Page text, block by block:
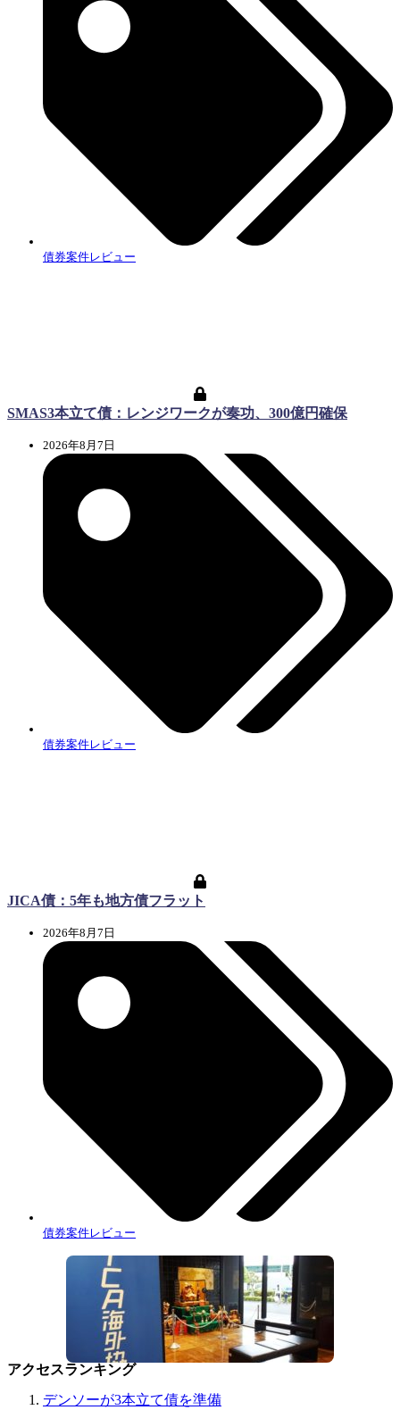
債券案件レビュー
SMAS3本立て債：レンジワークが奏功、300億円確保
2026年8月7日
債券案件レビュー
JICA債：5年も地方債フラット
2026年8月7日
債券案件レビュー
アクセスランキング
デンソーが3本立て債を準備